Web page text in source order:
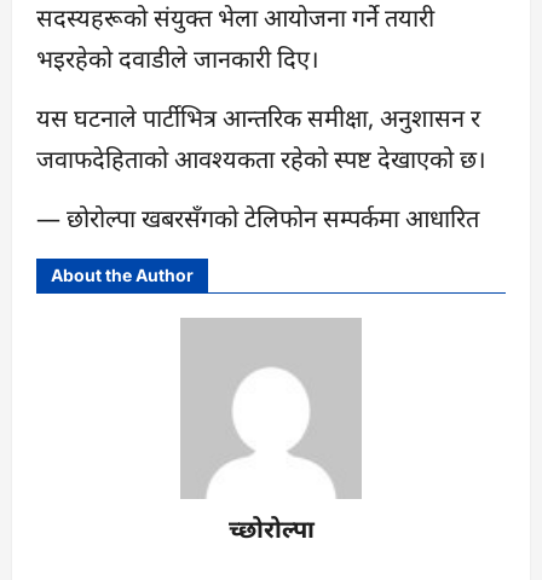
सदस्यहरूको संयुक्त भेला आयोजना गर्ने तयारी
भइरहेको दवाडीले जानकारी दिए।
यस घटनाले पार्टीभित्र आन्तरिक समीक्षा, अनुशासन र
जवाफदेहिताको आवश्यकता रहेको स्पष्ट देखाएको छ।
— छोरोल्पा खबरसँगको टेलिफोन सम्पर्कमा आधारित
About the Author
च्छोरोल्पा